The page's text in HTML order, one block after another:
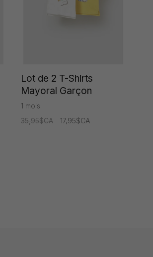
Lot de 2 T-Shirts
Mayoral Garçon
1 mois
35,95$CA
17,95$CA